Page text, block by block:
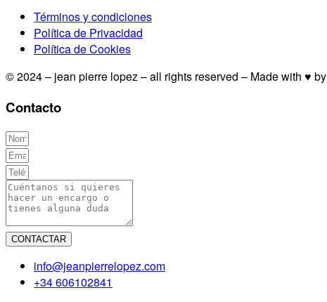
Términos y condiciones
Política de Privacidad
Política de Cookies
© 2024 – jean pierre lopez – all rights reserved – Made with ♥ by
Contacto
CONTACTAR
info@jeanpierrelopez.com
+34 606102841